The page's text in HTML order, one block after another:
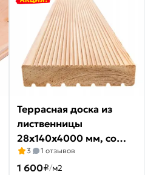
Террасная доска из
лиственницы
28x140х4000 мм, cорт
АВ3 1 отзывов
1 600₽/м2